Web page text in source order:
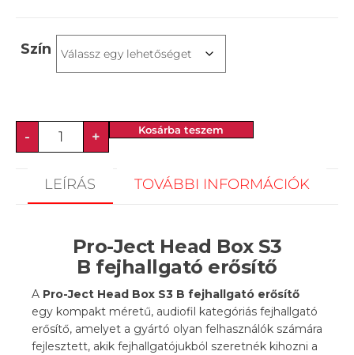
Szín
- + Kosárba teszem
LEÍRÁS TOVÁBBI INFORMÁCIÓK
Pro-Ject Head Box S3
B fejhallgató erősítő
A Pro-Ject Head Box S3 B fejhallgató erősítő
egy kompakt méretű, audiofil kategóriás fejhallgató
erősítő, amelyet a gyártó olyan felhasználók számára
fejlesztett, akik fejhallgatójukból szeretnék kihozni a